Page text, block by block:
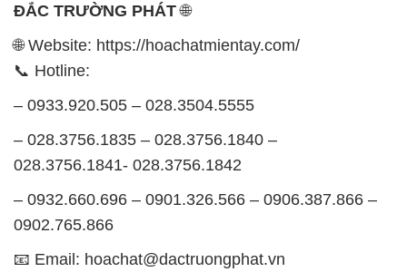
ĐẮC TRƯỜNG PHÁT🌐
🌐 Website: https://hoachatmientay.com/
📞 Hotline:
– 0933.920.505 – 028.3504.5555
– 028.3756.1835 – 028.3756.1840 –
028.3756.1841- 028.3756.1842
– 0932.660.696 – 0901.326.566 – 0906.387.866 –
0902.765.866
📧 Email: hoachat@dactruongphat.vn